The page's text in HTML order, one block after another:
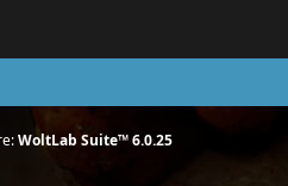
WoltLab Suite™ 6.0.25